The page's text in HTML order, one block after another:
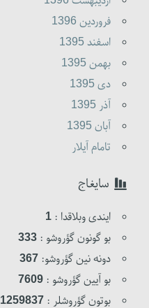
فروردين 1396
اسفند 1395
بهمن 1395
دى 1395
آذر 1395
آبان 1395
تامام آیلار
سایغاج
ایندی وبلاقدا : 1
بو گونون گؤروشو : 333
دونه نین گؤروشو: 367
بو آیین گؤروشو : 7609
بوتون گؤروشلر : 1259837